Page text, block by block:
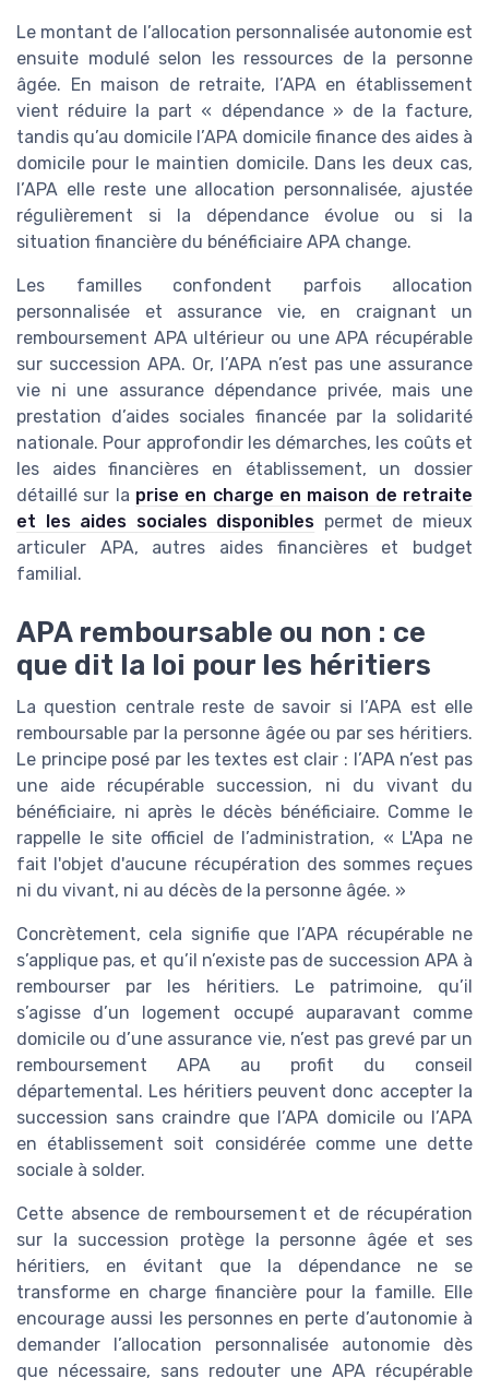
Le montant de l’allocation personnalisée autonomie est
ensuite modulé selon les ressources de la personne
âgée. En maison de retraite, l’APA en établissement
vient réduire la part « dépendance » de la facture,
tandis qu’au domicile l’APA domicile finance des aides à
domicile pour le maintien domicile. Dans les deux cas,
l’APA elle reste une allocation personnalisée, ajustée
régulièrement si la dépendance évolue ou si la
situation financière du bénéficiaire APA change.
Les familles confondent parfois allocation
personnalisée et assurance vie, en craignant un
remboursement APA ultérieur ou une APA récupérable
sur succession APA. Or, l’APA n’est pas une assurance
vie ni une assurance dépendance privée, mais une
prestation d’aides sociales financée par la solidarité
nationale. Pour approfondir les démarches, les coûts et
les aides financières en établissement, un dossier
détaillé sur la prise en charge en maison de retraite
et les aides sociales disponibles permet de mieux
articuler APA, autres aides financières et budget
familial.
APA remboursable ou non : ce
que dit la loi pour les héritiers
La question centrale reste de savoir si l’APA est elle
remboursable par la personne âgée ou par ses héritiers.
Le principe posé par les textes est clair : l’APA n’est pas
une aide récupérable succession, ni du vivant du
bénéficiaire, ni après le décès bénéficiaire. Comme le
rappelle le site officiel de l’administration, « L'Apa ne
fait l'objet d'aucune récupération des sommes reçues
ni du vivant, ni au décès de la personne âgée. »
Concrètement, cela signifie que l’APA récupérable ne
s’applique pas, et qu’il n’existe pas de succession APA à
rembourser par les héritiers. Le patrimoine, qu’il
s’agisse d’un logement occupé auparavant comme
domicile ou d’une assurance vie, n’est pas grevé par un
remboursement APA au profit du conseil
départemental. Les héritiers peuvent donc accepter la
succession sans craindre que l’APA domicile ou l’APA
en établissement soit considérée comme une dette
sociale à solder.
Cette absence de remboursement et de récupération
sur la succession protège la personne âgée et ses
héritiers, en évitant que la dépendance ne se
transforme en charge financière pour la famille. Elle
encourage aussi les personnes en perte d’autonomie à
demander l’allocation personnalisée autonomie dès
que nécessaire, sans redouter une APA récupérable